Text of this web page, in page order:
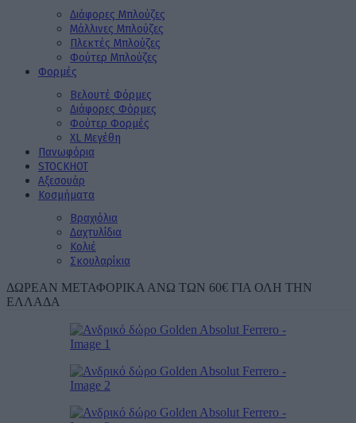
Διάφορες Μπλούζες
Μάλλινες Μπλούζες
Πλεκτές Μπλούζες
Φούτερ Μπλούζες
Φορμές
Βελουτέ Φόρμες
Διάφορες Φόρμες
Φούτερ Φορμές
XL Μεγέθη
Πανωφόρια
STOCKΗΟΤ
Aξεσουάρ
Κοσμήματα
Βραχιόλια
Δαχτυλίδια
Κολιέ
Σκουλαρίκια
ΔΩΡΕΑΝ ΜΕΤΑΦΟΡΙΚΑ ΑΝΩ ΤΩΝ 60€ ΓΙΑ ΟΛΗ ΤΗΝ
ΕΛΛΑΔΑ